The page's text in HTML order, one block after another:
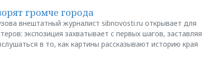
громче города
внештатный журналист sibnovosti.ru открывает для
экспозиция захватывает с первых шагов, заставляя
в то, как картины рассказывают историю края